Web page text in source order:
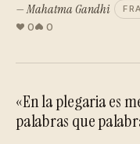
— Mahatma Gandhi
0 0
«En la plegaria es
palabras que